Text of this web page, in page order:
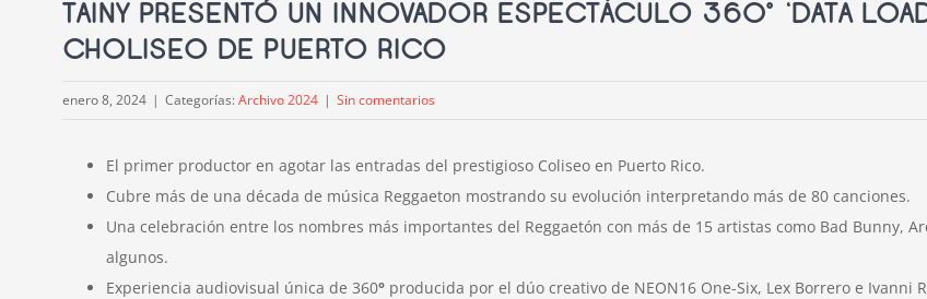
TAINY PRESENTÓ UN INNOVADOR ESPECTÁCULO 360° ‘DATA
CHOLISEO DE PUERTO RICO
enero 8, 2024 | Categorías: Archivo 2024 | Sin comentarios
El primer productor en agotar las entradas del prestigioso Coliseo en Puerto Rico.
Cubre más de una década de música Reggaeton mostrando su evolución interpretando más de 80 canciones.
Una celebración entre los nombres más importantes del Reggaetón con más de 15 artistas como Bad Bunny,
algunos.
Experiencia audiovisual única de 360° producida por el dúo creativo de NEON16 One-Six, Lex Borrero e Ivanni